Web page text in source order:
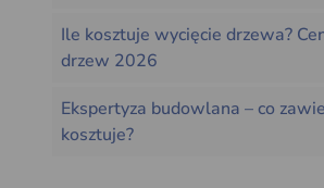
Ile kosztuje wycięcie drzewa?
drzew 2026
Ekspertyza budowlana – co
kosztuje?